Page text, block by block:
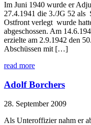
Im Juni 1940 wurde er
27.4.1941 die 3./JG 52 als
Ostfront verlegt wurde
abgeschossen. Am
erzielte am 2.9.1942 den
Abschüssen mit […]
read more
Adolf Borchers
28. September 2009
Als Unteroffizier nahm er